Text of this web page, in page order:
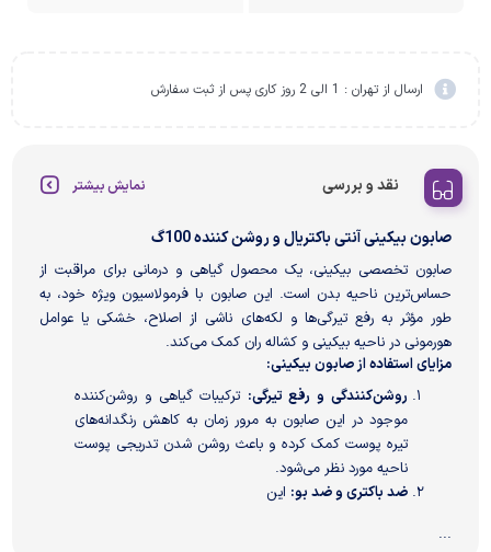
ارسال از تهران : 1 الی 2 روز کاری پس از ثبت سفارش
نقد و بررسی نمایش بیشتر
صابون بیکینی آنتی باکتریال و روشن کننده 100گ
صابون تخصصی بیکینی، یک محصول گیاهی و درمانی برای مراقبت از
حساس‌ترین ناحیه بدن است. این صابون با فرمولاسیون ویژه خود، به
طور مؤثر به رفع تیرگی‌ها و لکه‌های ناشی از اصلاح، خشکی یا عوامل
هورمونی در ناحیه بیکینی و کشاله ران کمک می‌کند.
مزایای استفاده از صابون بیکینی:
روشن‌کنندگی و رفع تیرگی: ترکیبات گیاهی و روشن‌کننده‌
موجود در این صابون به مرور زمان به کاهش رنگدانه‌های
تیره پوست کمک کرده و باعث روشن شدن تدریجی پوست
ناحیه مورد نظر می‌شود.
ضد باکتری و ضد بو: این
...